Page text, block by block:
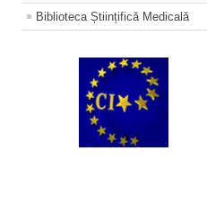
Biblioteca Științifică Medicală